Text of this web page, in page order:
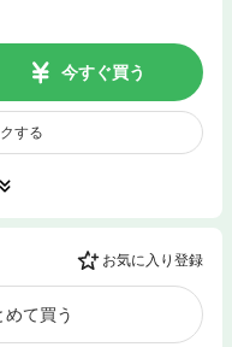
今すぐ買う
する
お気に入り登録
て買う